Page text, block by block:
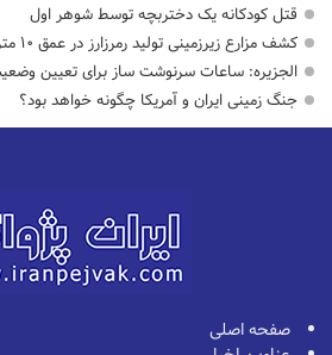
قتل کودکانه یک دختربچه توسط شوهر اول
کشف مزارع زیرزمینی تولید رمرزارز در عمق ۱۰ متری زمین
الجزیره: ساعات سرنوشت ساز برای تعیین
جنگ زمینی ایران و آمریکا چگونه خواهد بود؟
صفحه اصلی